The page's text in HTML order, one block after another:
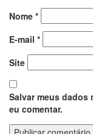
Nome *
E-mail *
Site
Salvar meus dados
eu comentar.